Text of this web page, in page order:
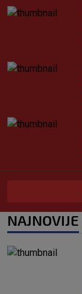
NAJNOVIJE